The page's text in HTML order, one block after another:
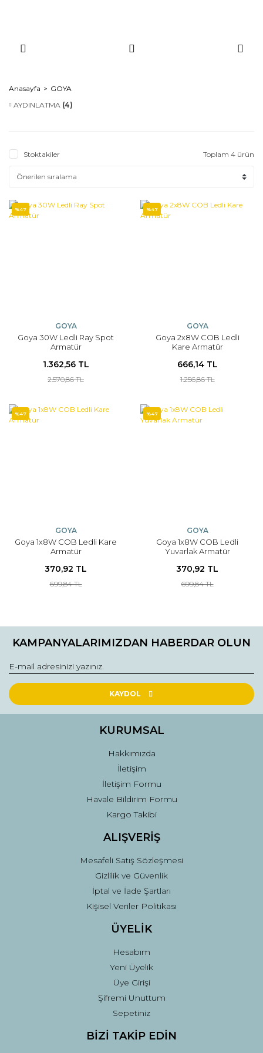
Anasayfa
GOYA
AYDINLATMA (4)
Stoktakiler Toplam 4 ürün
%47
GOYA
Goya 30W Ledli Ray Spot
Armatür
1.362,56 TL
2.570,86 TL
%47
GOYA
Goya 2x8W COB Ledli
Kare Armatür
666,14 TL
1.256,86 TL
%47
GOYA
Goya 1x8W COB Ledli Kare
Armatür
370,92 TL
699,84 TL
%47
GOYA
Goya 1x8W COB Ledli
Yuvarlak Armatür
370,92 TL
699,84 TL
KAMPANYALARIMIZDAN HABERDAR OLUN
KAYDOL
KURUMSAL
Hakkımızda
İletişim
İletişim Formu
Havale Bildirim Formu
Kargo Takibi
ALIŞVERİŞ
Mesafeli Satış Sözleşmesi
Gizlilik ve Güvenlik
İptal ve İade Şartları
Kişisel Veriler Politikası
ÜYELİK
Hesabım
Yeni Üyelik
Üye Girişi
Şifremi Unuttum
Sepetiniz
BİZİ TAKİP EDİN